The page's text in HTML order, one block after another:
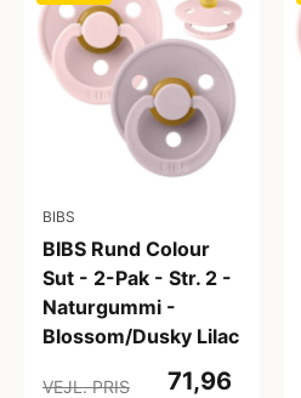
BIBS
BIBS Rund Colour
Sut - 2-Pak - Str. 2 -
Naturgummi -
Blossom/Dusky Lilac
VEJL. PRIS
71,96